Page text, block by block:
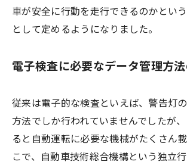
車が安全に行動を走行できるのかとい
として定めるようになりました。
電子検査に必要なデータ管理方
従来は電子的な検査といえば、警告灯
方法でしか行われていませんでしたが
ると自動運転に必要な機械がたくさん
こで、自動車技術総合機構という独立